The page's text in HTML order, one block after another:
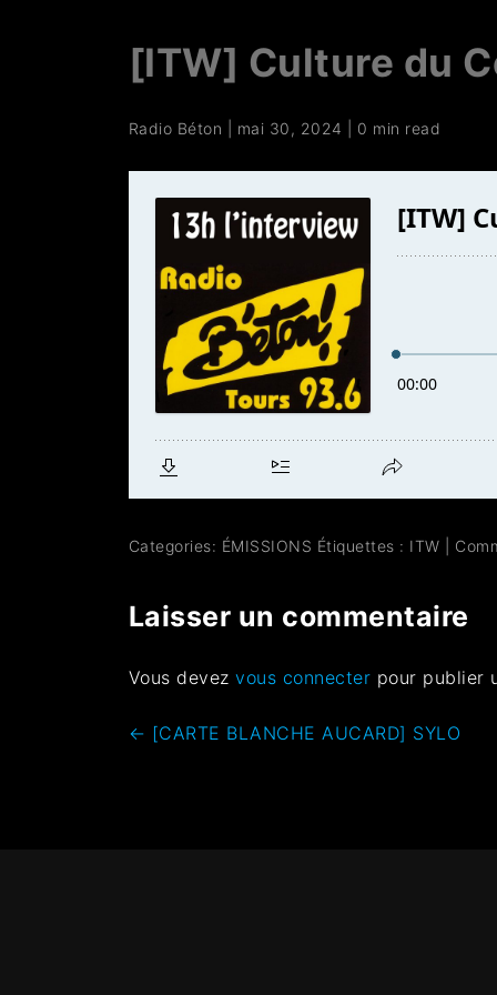
[ITW] Culture du
Radio Béton mai 30, 2024 0 min read
Categories: ÉMISSIONS Étiquettes : ITW
Laisser un commentaire
Vous devezvous connecter pour publier
← [CARTE BLANCHE AUCARD] SYLO